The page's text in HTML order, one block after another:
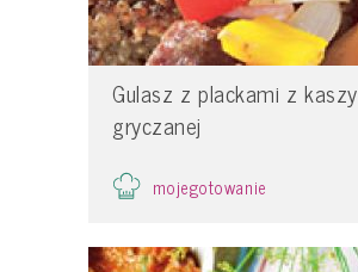
Gulasz z plackami z kaszy
gryczanej
mojegotowanie